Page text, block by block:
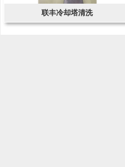
联丰冷却塔清洗